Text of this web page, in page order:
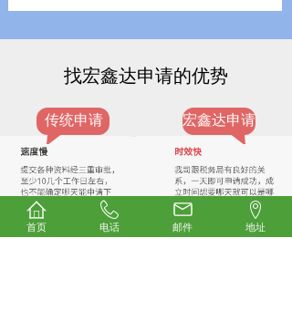
传统申请 宏鑫达申请
找宏鑫达申请的优势
首页 电话 邮件 地址